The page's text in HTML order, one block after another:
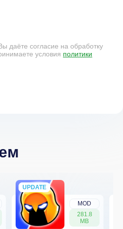
даёте согласие на обработку
условия политики
MOD
281.8
MB
UPDATE
NEW